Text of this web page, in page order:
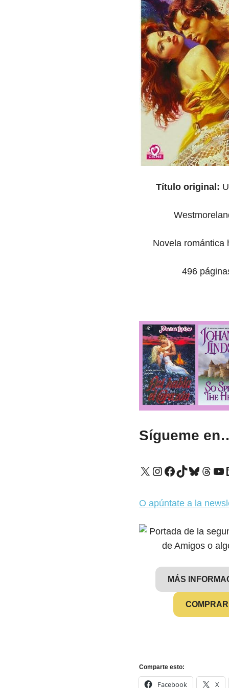
Título original:
Novela romántica
496
Sígueme
X Instagram
Facebook
TikTok
O apúntate a la
MÁS
COMPRAR
Comparte esto:
Facebook X